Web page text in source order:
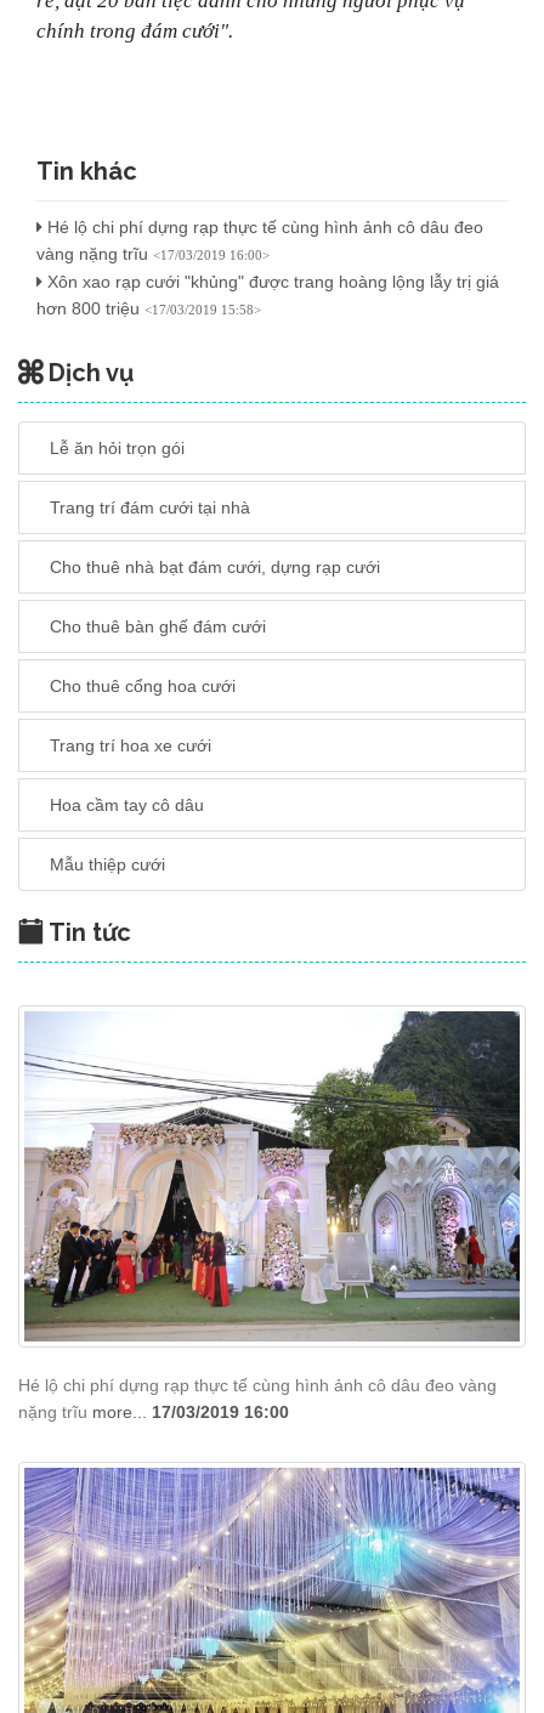
chính trong đám cưới".
Tin khác
Hé lộ chi phí dựng rạp thực tế cùng hình ảnh cô dâu đeo
vàng nặng trĩu <17/03/2019 16:00>
Xôn xao rạp cưới "khủng" được trang hoàng lộng lẫy trị giá
hơn 800 triệu <17/03/2019 15:58>
Dịch vụ
Lễ ăn hỏi trọn gói
Trang trí đám cưới tại nhà
Cho thuê nhà bạt đám cưới, dựng rạp cưới
Cho thuê bàn ghế đám cưới
Cho thuê cổng hoa cưới
Trang trí hoa xe cưới
Hoa cầm tay cô dâu
Mẫu thiệp cưới
Tin tức
Hé lộ chi phí dựng rạp thực tế cùng hình ảnh cô dâu đeo vàng
nặng trĩu more... 17/03/2019 16:00